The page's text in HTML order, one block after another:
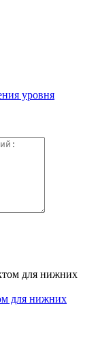
уровня
для нижних